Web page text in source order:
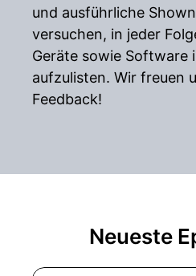
und ausführliche
versuchen, in jeder
Geräte sowie Software
aufzulisten. Wir freuen
Feedback!
Neueste